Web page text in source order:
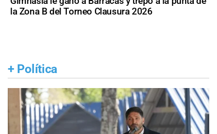
la Zona B del Torneo Clausura 2026
+ Política